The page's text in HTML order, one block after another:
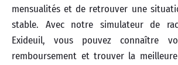
mensualités et de retrouver une
stable. Avec notre simulateur de
Exideuil, vous pouvez connaître
remboursement et trouver la